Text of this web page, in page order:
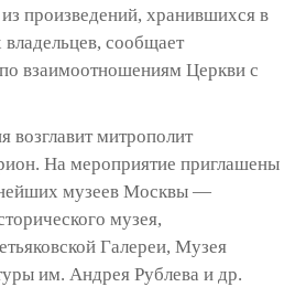
произведений, хранившихся в
сообщает
взаимоотношениям Церкви с
митрополит
На мероприятие приглашены
музеев Москвы —
музея,
Галереи, Музея
им. Андрея Рублева и др.